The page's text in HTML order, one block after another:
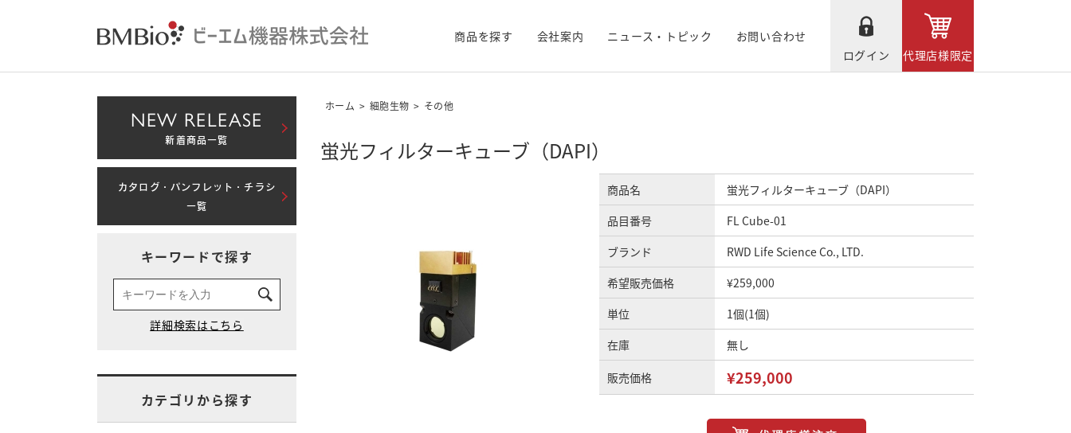
商品を探す 会社案内 ニュース・トピック
お問い合わせ
ログイン
代理店様限定
ホーム > 細胞生物 > その他
蛍光フィルターキューブ（DAPI）
商品名
蛍光フィルターキューブ（DAPI）
品目番号
FL Cube-01
ブランド
RWD Life Science Co., LTD.
希望販売価格
¥259,000
単位
1個(1個)
在庫
無し
販売価格 ¥259,000
NEW RELEASE
新着商品一覧
カタログ・パンフレット・チラシ
一覧
キーワードで探す
カテゴリから探す